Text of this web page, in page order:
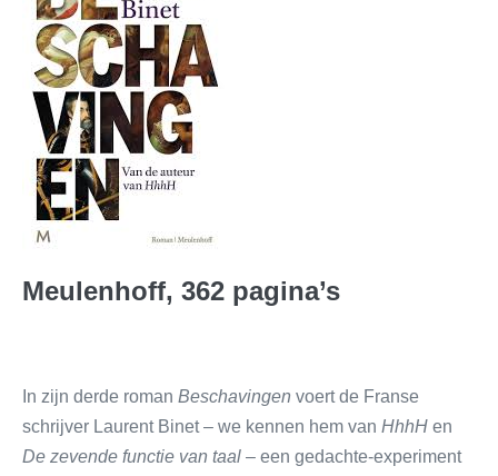
Meulenhoff, 362 pagina’s
In zijn derde roman Beschavingen voert de Franse
schrijver Laurent Binet – we kennen hem van HhhH en
De zevende functie van taal – een gedachte-experiment